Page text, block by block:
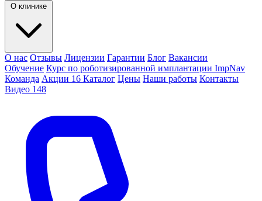
О клинике
О нас Отзывы Лицензии Гарантии Блог Вакансии
Обучение Курс по роботизированной имплантации ImpNav
Команда Акции 16 Каталог Цены Наши работы Контакты
Видео 148